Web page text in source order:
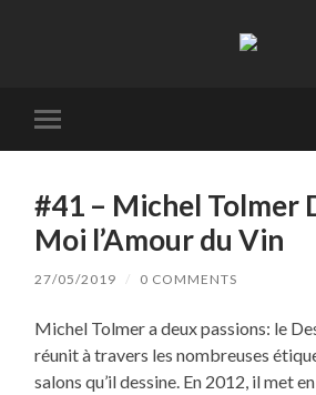
mobile
#41 – Michel Tolmer
Moi l’Amour du Vin
27/05/2019 / 0 COMMENTS
Michel Tolmer a deux passions: le
réunit à travers les nombreuses
salons qu’il dessine. En 2012, il met